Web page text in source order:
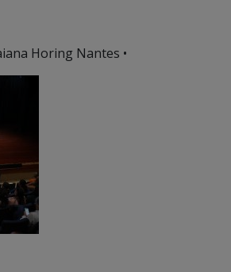
Horing Nantes •